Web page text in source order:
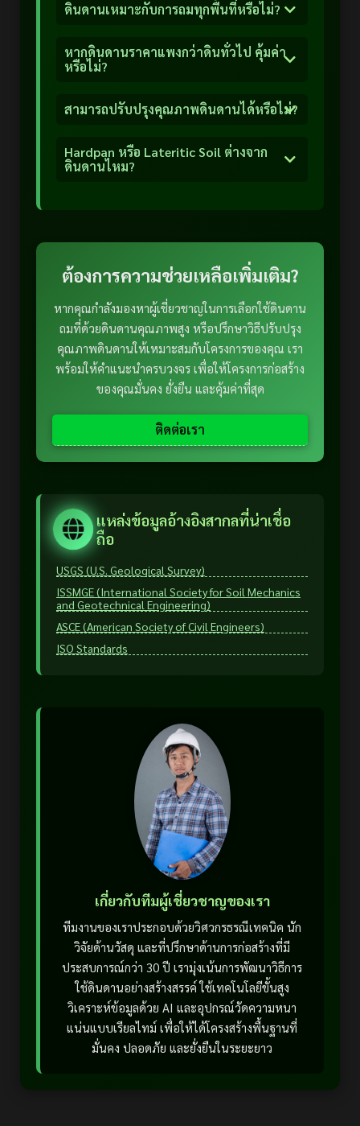
ดินดานเหมาะกับการถมทุกพื้นที่หรือไม่?
หากดินดานราคาแพงกว่าดินทั่วไป คุ้มค่า
หรือไม่?
สามารถปรับปรุงคุณภาพดินดานได้หรือไม่?
Hardpan หรือ Lateritic Soil ต่างจาก
ดินดานไหม?
ต้องการความช่วยเหลือเพิ่มเติม?
หากคุณกำลังมองหาผู้เชี่ยวชาญในการเลือกใช้ดินดาน
ถมที่ด้วยดินดานคุณภาพสูง หรือปรึกษาวิธีปรับปรุง
คุณภาพดินดานให้เหมาะสมกับโครงการของคุณ เรา
พร้อมให้คำแนะนำครบวงจร เพื่อให้โครงการก่อสร้าง
ของคุณมั่นคง ยั่งยืน และคุ้มค่าที่สุด
ติดต่อเรา
แหล่งข้อมูลอ้างอิงสากลที่น่าเชื่อ
ถือ
USGS (U.S. Geological Survey)
ISSMGE (International Society for Soil Mechanics
and Geotechnical Engineering)
ASCE (American Society of Civil Engineers)
ISO Standards
เกี่ยวกับทีมผู้เชี่ยวชาญของเรา
ทีมงานของเราประกอบด้วยวิศวกรธรณีเทคนิค นัก
วิจัยด้านวัสดุ และที่ปรึกษาด้านการก่อสร้างที่มี
ประสบการณ์กว่า 30 ปี เรามุ่งเน้นการพัฒนาวิธีการ
ใช้ดินดานอย่างสร้างสรรค์ ใช้เทคโนโลยีขั้นสูง
วิเคราะห์ข้อมูลด้วย AI และอุปกรณ์วัดความหนา
แน่นแบบเรียลไทม์ เพื่อให้ได้โครงสร้างพื้นฐานที่
มั่นคง ปลอดภัย และยั่งยืนในระยะยาว